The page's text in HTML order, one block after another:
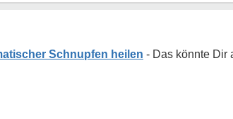
Schnupfen heilen